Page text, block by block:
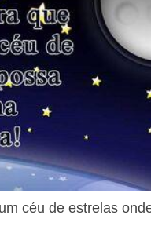
céu de estrelas